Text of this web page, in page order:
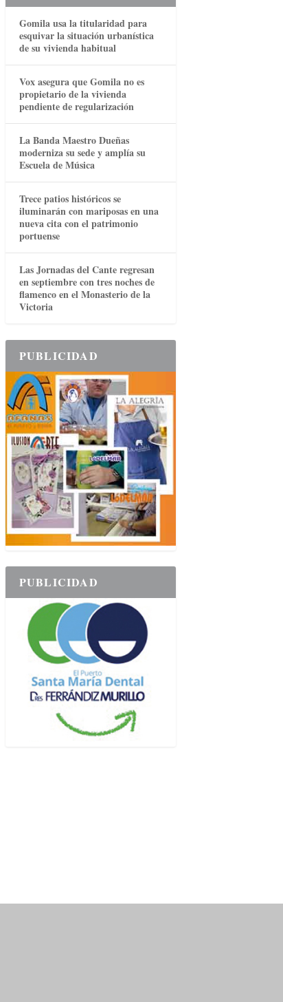
Gomila usa la titularidad para
esquivar la situación urbanística
de su vivienda habitual
Vox asegura que Gomila no es
propietario de la vivienda
pendiente de regularización
La Banda Maestro Dueñas
moderniza su sede y amplía su
Escuela de Música
Trece patios históricos se
iluminarán con mariposas en una
nueva cita con el patrimonio
portuense
Las Jornadas del Cante regresan
en septiembre con tres noches de
flamenco en el Monasterio de la
Victoria
PUBLICIDAD
PUBLICIDAD